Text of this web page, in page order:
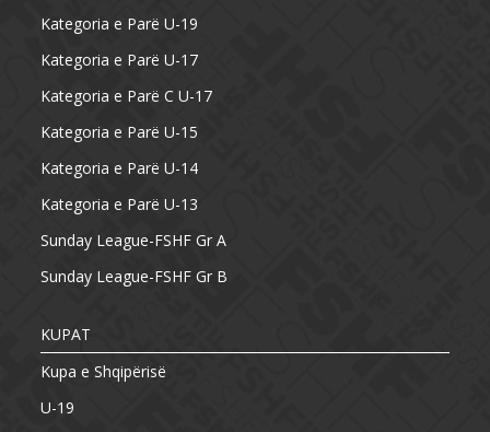
Kategoria e Parë U-19
Kategoria e Parë U-17
Kategoria e Parë C U-17
Kategoria e Parë U-15
Kategoria e Parë U-14
Kategoria e Parë U-13
Sunday League-FSHF Gr A
Sunday League-FSHF Gr B
KUPAT
Kupa e Shqipërisë
U-19